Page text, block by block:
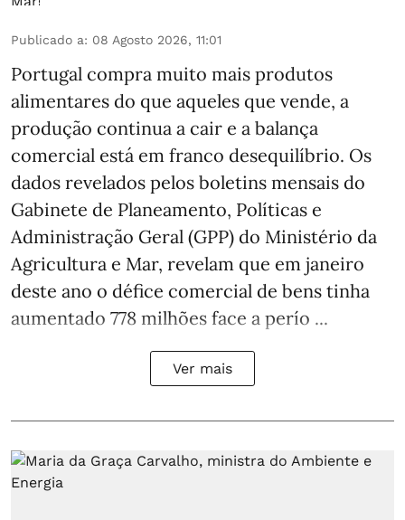
Publicado a: 08 Agosto 2026, 11:01
Portugal compra muito mais produtos
alimentares do que aqueles que vende, a
produção continua a cair e a balança
comercial está em franco desequilíbrio. Os
dados revelados pelos boletins mensais do
Gabinete de Planeamento, Políticas e
Administração Geral (GPP) do Ministério da
Agricultura e Mar, revelam que em janeiro
deste ano o défice comercial de bens tinha
aumentado 778 milhões face a perío ...
Ver mais